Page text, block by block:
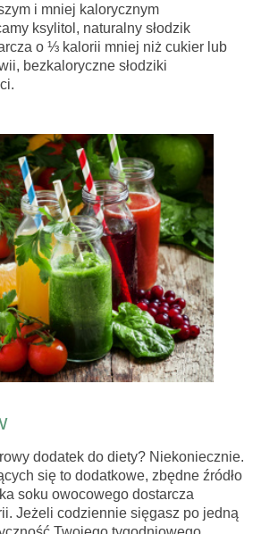
i mniej kalorycznym
ksylitol, naturalny słodzik
o ⅓ kalorii mniej niż cukier lub
bezkaloryczne słodziki
dodatek do diety? Niekoniecznie.
się to dodatkowe, zbędne źródło
soku owocowego dostarcza
Jeżeli codziennie sięgasz po jedną